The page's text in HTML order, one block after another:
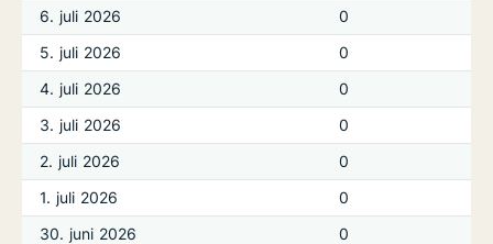
6. juli 2026
0
5. juli 2026
0
4. juli 2026
0
3. juli 2026
0
2. juli 2026
0
1. juli 2026
0
30. juni 2026
0